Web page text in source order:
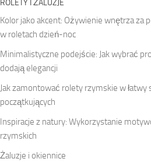
ROLETY I ŻALUZJE
Kolor jako akcent: Ożywienie wnętrza za
w roletach dzień-noc
Minimalistyczne podejście: Jak wybrać
dodają elegancji
Jak zamontować rolety rzymskie w łatwy
początkujących
Inspiracje z natury: Wykorzystanie
rzymskich
Żaluzje i okiennice